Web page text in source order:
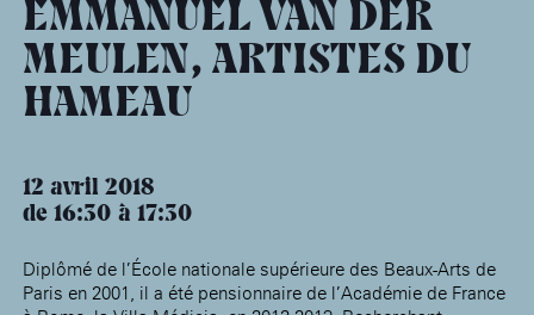
EMMANUEL VAN DER
MEULEN, ARTISTES DU
HAMEAU
12 avril 2018
de 16:30
17:30
Diplômé de l’École nationale supérieure des Beaux-Arts de
Paris en 2001, il a été pensionnaire de l’Académie de France
âge, à laMaison nationale
des artistes(EHPAD)
Fondation
Rotonde Balzac de l’Hôtel
Salomon de Rothschild
Jardin public de l’Hôtel
Salomon de Rothschild